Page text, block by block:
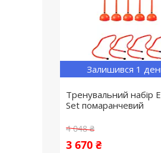
Залишився 1
Тренувальний набір
Set помаранчевий
4 048 ₴
3 670 ₴